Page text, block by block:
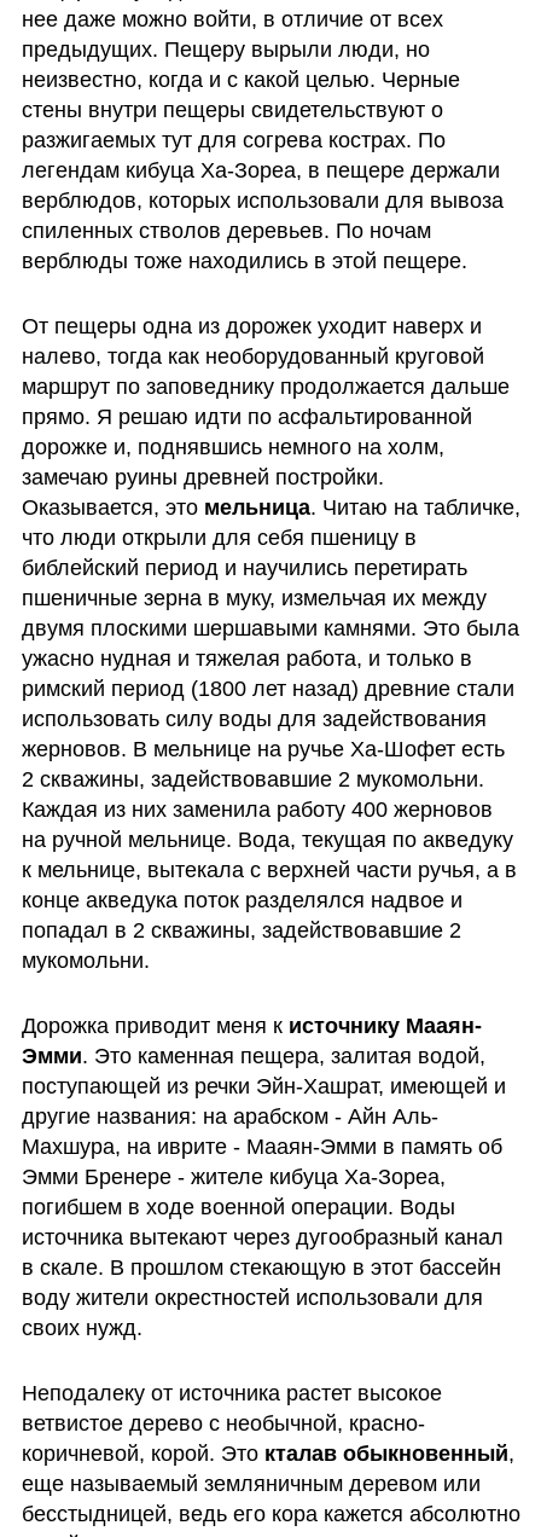
нее даже можно войти, в отличие от всех
предыдущих. Пещеру вырыли люди, но
неизвестно, когда и с какой целью. Черные
стены внутри пещеры свидетельствуют о
разжигаемых тут для согрева кострах. По
легендам кибуца Ха-Зореа, в пещере держали
верблюдов, которых использовали для вывоза
спиленных стволов деревьев. По ночам
верблюды тоже находились в этой пещере.
От пещеры одна из дорожек уходит наверх и
налево, тогда как необорудованный круговой
маршрут по заповеднику продолжается дальше
прямо. Я решаю идти по асфальтированной
дорожке и, поднявшись немного на холм,
замечаю руины древней постройки.
Оказывается, это мельница. Читаю на табличке,
что люди открыли для себя пшеницу в
библейский период и научились перетирать
пшеничные зерна в муку, измельчая их между
двумя плоскими шершавыми камнями. Это была
ужасно нудная и тяжелая работа, и только в
римский период (1800 лет назад) древние стали
использовать силу воды для задействования
жерновов. В мельнице на ручье Ха-Шофет есть
2 скважины, задействовавшие 2 мукомольни.
Каждая из них заменила работу 400 жерновов
на ручной мельнице. Вода, текущая по акведуку
к мельнице, вытекала с верхней части ручья, а в
конце акведука поток разделялся надвое и
попадал в 2 скважины, задействовавшие 2
мукомольни.
Дорожка приводит меня к источнику Мааян-
Эмми. Это каменная пещера, залитая водой,
поступающей из речки Эйн-Хашрат, имеющей и
другие названия: на арабском - Айн Аль-
Махшура, на иврите - Мааян-Эмми в память об
Эмми Бренере - жителе кибуца Ха-Зореа,
погибшем в ходе военной операции. Воды
источника вытекают через дугообразный канал
в скале. В прошлом стекающую в этот бассейн
воду жители окрестностей использовали для
своих нужд.
Неподалеку от источника растет высокое
ветвистое дерево с необычной, красно-
коричневой, корой. Это кталав обыкновенный,
еще называемый земляничным деревом или
бесстыдницей, ведь его кора кажется абсолютно